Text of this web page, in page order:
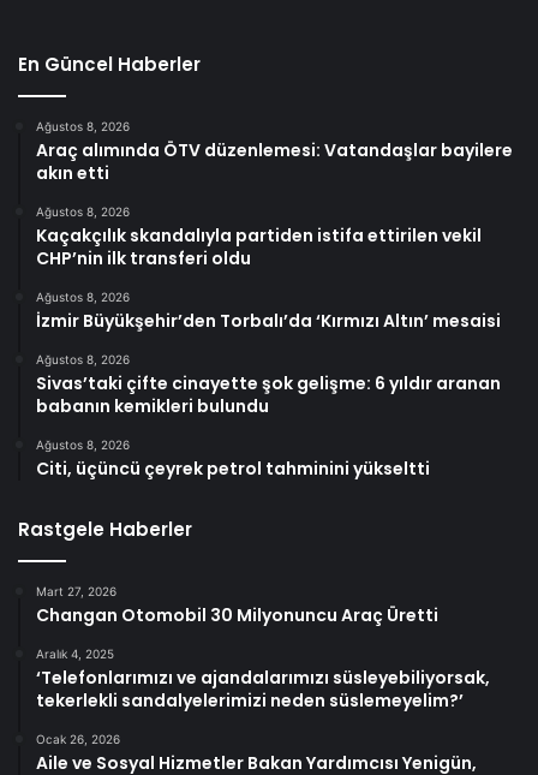
En Güncel Haberler
Ağustos 8, 2026
Araç alımında ÖTV düzenlemesi: Vatandaşlar bayilere
akın etti
Ağustos 8, 2026
Kaçakçılık skandalıyla partiden istifa ettirilen vekil
CHP’nin ilk transferi oldu
Ağustos 8, 2026
İzmir Büyükşehir’den Torbalı’da ‘Kırmızı Altın’ mesaisi
Ağustos 8, 2026
Sivas’taki çifte cinayette şok gelişme: 6 yıldır aranan
babanın kemikleri bulundu
Ağustos 8, 2026
Citi, üçüncü çeyrek petrol tahminini yükseltti
Rastgele Haberler
Mart 27, 2026
Changan Otomobil 30 Milyonuncu Araç Üretti
Aralık 4, 2025
‘Telefonlarımızı ve ajandalarımızı süsleyebiliyorsak,
tekerlekli sandalyelerimizi neden süslemeyelim?’
Ocak 26, 2026
Aile ve Sosyal Hizmetler Bakan Yardımcısı Yenigün,